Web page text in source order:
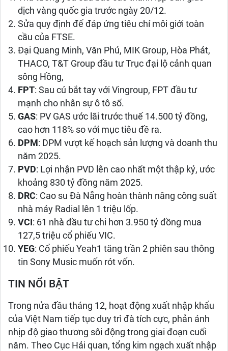
dịch vàng quốc gia trước ngày 20/12.
Sửa quy định để đáp ứng tiêu chí môi giới toàn
cầu của FTSE.
Đại Quang Minh, Văn Phú, MIK Group, Hòa Phát,
THACO, T&T Group đầu tư Trục đại lộ cảnh quan
sông Hồng,
FPT: Sau cú bắt tay với Vingroup, FPT đầu tư
mạnh cho nhân sự ô tô số.
GAS: PV GAS ước lãi trước thuế 14.500 tỷ đồng,
cao hơn 118% so với mục tiêu đề ra.
DPM : DPM vượt kế hoạch sản lượng và doanh thu
năm 2025.
PVD: Lợi nhận PVD lên cao nhất một thập kỷ, ước
khoảng 830 tỷ đồng năm 2025.
DRC: Cao su Đà Nẵng hoàn thành nâng công suất
nhà máy Radial lên 1 triệu lốp.
VCI : 61 nhà đầu tư chi hơn 3.950 tỷ đồng mua
127,5 triệu cổ phiếu VIC.
YEG: Cổ phiếu Yeah1 tăng trần 2 phiên sau thông
tin Sony Music muốn rót vốn.
TIN NỔI BẬT
Trong nửa đầu tháng 12, hoạt động xuất nhập khẩu
của Việt Nam tiếp tục duy trì đà tích cực, phản ánh
nhịp độ giao thương sôi động trong giai đoạn cuối
năm. Theo Cục Hải quan, tổng kim ngạch xuất nhập